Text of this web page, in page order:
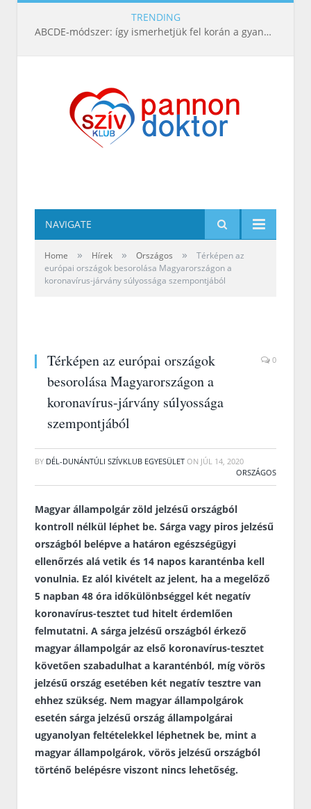
TRENDING
ABCDE‑módszer: így ismerhetjük fel korán a gyanús bőrelváltozásokat
NAVIGATE
Home » Hírek » Országos »
Térképen az
európai országok besorolása Magyarországon a
koronavírus-járvány súlyossága szempontjából
Térképen az európai országok
besorolása Magyarországon a
koronavírus-járvány súlyossága
szempontjából
0
BY DÉL-DUNÁNTÚLI SZÍVKLUB EGYESÜLET ON JÚL 14, 2020
ORSZÁGOS
Magyar állampolgár zöld jelzésű országból
kontroll nélkül léphet be. Sárga vagy piros jelzésű
országból belépve a határon egészségügyi
ellenőrzés alá vetik és 14 napos karanténba kell
vonulnia. Ez alól kivételt az jelent, ha a megelőző
5 napban 48 óra időkülönbséggel két negatív
koronavírus-tesztet tud hitelt érdemlően
felmutatni. A sárga jelzésű országból érkező
magyar állampolgár az első koronavírus-tesztet
követően szabadulhat a karanténból, míg vörös
jelzésű ország esetében két negatív tesztre van
ehhez szükség. Nem magyar állampolgárok
esetén sárga jelzésű ország állampolgárai
ugyanolyan feltételekkel léphetnek be, mint a
magyar állampolgárok, vörös jelzésű országból
történő belépésre viszont nincs lehetőség.